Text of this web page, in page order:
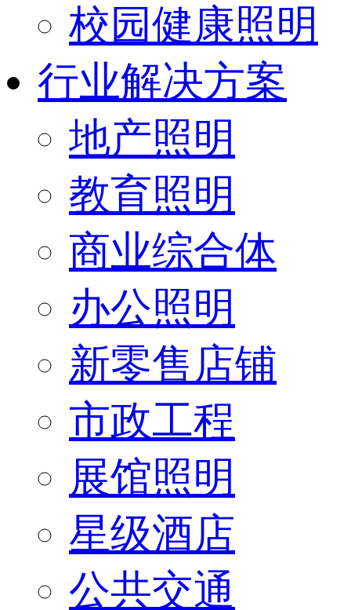
校园健康照明
行业解决方案
地产照明
教育照明
商业综合体
办公照明
新零售店铺
市政工程
展馆照明
星级酒店
公共交通